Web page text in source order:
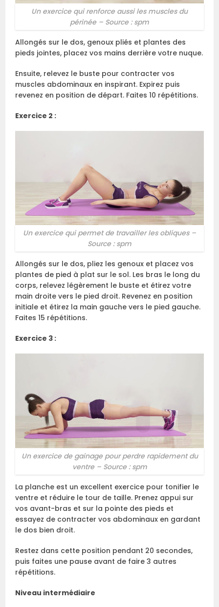
Un exercice qui renforce aussi les muscles du
périnée – Source : spm
Allongés sur le dos, genoux pliés et plantes des
pieds jointes, placez vos mains derrière votre nuque.
Ensuite, relevez le buste pour contracter vos
muscles abdominaux en inspirant. Expirez puis
revenez en position de départ. Faites 10 répétitions.
Exercice 2 :
Un exercice qui permet de travailler les obliques –
Source : spm
Allongés sur le dos, pliez les genoux et placez vos
plantes de pied à plat sur le sol. Les bras le long du
corps, relevez légèrement le buste et étirez votre
main droite vers le pied droit. Revenez en position
initiale et étirez la main gauche vers le pied gauche.
Faites 15 répétitions.
Exercice 3 :
Un exercice de gainage pour perdre rapidement du
ventre – Source : spm
La planche est un excellent exercice pour tonifier le
ventre et réduire le tour de taille. Prenez appui sur
vos avant-bras et sur la pointe des pieds et
essayez de contracter vos abdominaux en gardant
le dos bien droit.
Restez dans cette position pendant 20 secondes,
puis faites une pause avant de faire 3 autres
répétitions.
Niveau intermédiaire